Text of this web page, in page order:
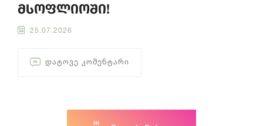
მსოფლიოში!
25.07.2026
ᲓᲐᲢᲝᲕᲔ ᲙᲝᲛᲔᲜᲢᲐᲠᲘ